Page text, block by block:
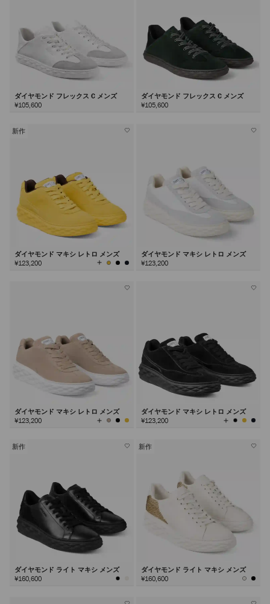
ダイヤモンド フレックス C メンズ
¥105,600
ダイヤモンド フレックス C メンズ
¥105,600
新作
ダイヤモンド マキシ レトロ メンズ
¥123,200
全
て
ダイヤモンド マキシ レトロ メンズ
¥123,200
ダイヤモンド マキシ レトロ メンズ
¥123,200
全
て
ダイヤモンド マキシ レトロ メンズ
¥123,200
全
て
新作
ダイヤモンド ライト マキシ メンズ
¥160,600
新作
ダイヤモンド ライト マキシ メンズ
¥160,600